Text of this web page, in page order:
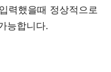
력했을때 정상적으로
능합니다.